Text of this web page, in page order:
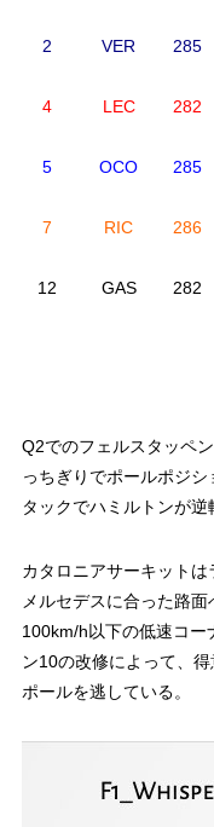
2
VER 285
4
LEC 282
5
OCO 285
7
RIC 286
12
GAS 282
Q2でのフェルスタッペ
っちぎりでポールポジ
タックでハミルトンが逆
カタロニアサーキット
メルセデスに合った路
100km/h以下の低速コー
ン10の改修によって、
ポールを逃している。